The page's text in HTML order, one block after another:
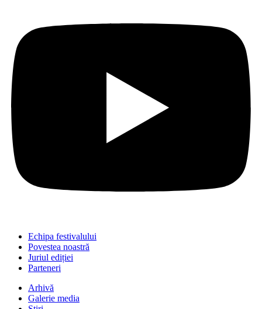
Echipa festivalului
Povestea noastră
Juriul ediției
Parteneri
Arhivă
Galerie media